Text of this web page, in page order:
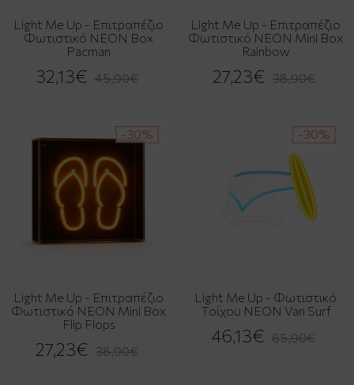
Light Me Up - Επιτραπέζιο
Φωτιστικό NEON Box
Pacman
32,13€ 45,90€
Light Me Up - Επιτραπέζιο
Φωτιστικό NEON Mini Box
Rainbow
27,23€ 38,90€
-30%
Light Me Up - Επιτραπέζιο
Φωτιστικό NEON Mini Box
Flip Flops
27,23€ 38,90€
-30%
Light Me Up - Φωτιστικό
Τοίχου NEON Van Surf
46,13€ 65,90€